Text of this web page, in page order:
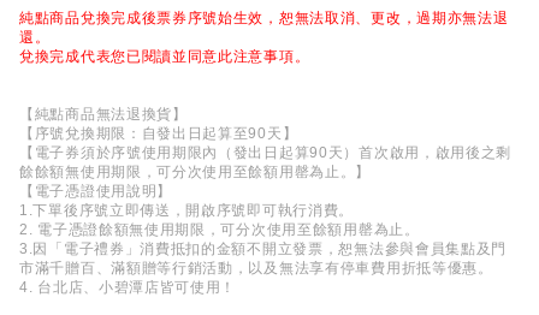
純點商品兌換完成後票券序號始生效，恕無法取消、更改，過期亦無法退
還。
兌換完成代表您已閱讀並同意此注意事項。
【純點商品無法退換貨】
【序號兌換期限：自發出日起算至90天】
【電子券須於序號使用期限內（發出日起算90天）首次啟用，啟用後之剩
餘餘額無使用期限，可分次使用至餘額用罄為止。】
【電子憑證使用說明】
1.下單後序號立即傳送，開啟序號即可執行消費。
2. 電子憑證餘額無使用期限，可分次使用至餘額用罄為止。
3.因「電子禮券」消費抵扣的金額不開立發票，恕無法參與會員集點及門
市滿千贈百、滿額贈等行銷活動，以及無法享有停車費用折抵等優惠。
4. 台北店、小碧潭店皆可使用！